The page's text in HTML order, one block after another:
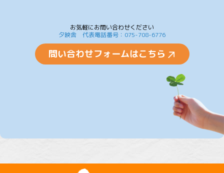
お気軽にお問い合わせください
夕映舎 代表電話番号：075-708-6776
問い合わせフォームはこちら